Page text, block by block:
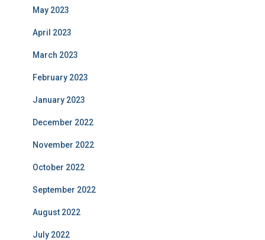
May 2023
April 2023
March 2023
February 2023
January 2023
December 2022
November 2022
October 2022
September 2022
August 2022
July 2022